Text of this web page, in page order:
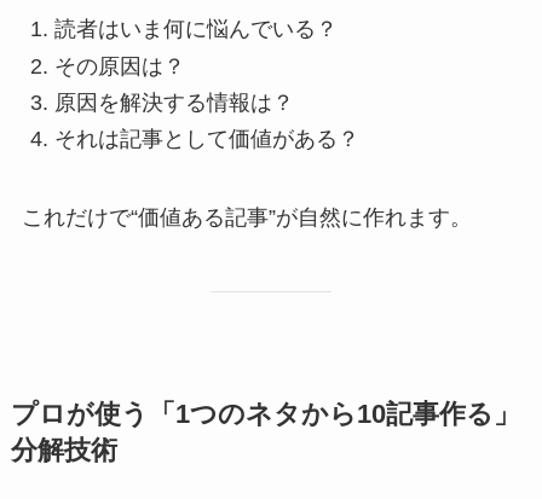
読者はいま何に悩んでいる？
その原因は？
原因を解決する情報は？
それは記事として価値がある？
これだけで“価値ある記事”が自然に作れます。
プロが使う「1つのネタから10記事作る」
分解技術